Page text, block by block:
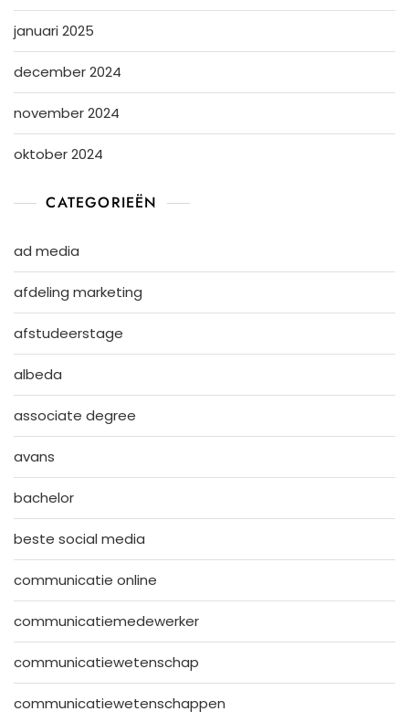
januari 2025
december 2024
november 2024
oktober 2024
CATEGORIEËN
ad media
afdeling marketing
afstudeerstage
albeda
associate degree
avans
bachelor
beste social media
communicatie online
communicatiemedewerker
communicatiewetenschap
communicatiewetenschappen